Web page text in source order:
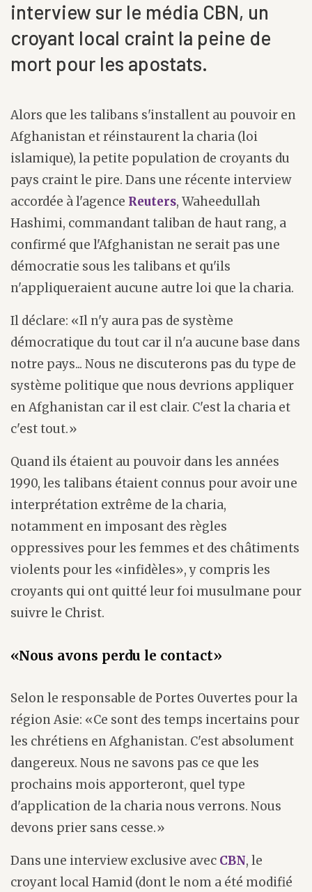
interview sur le média CBN, un
croyant local craint la peine de
mort pour les apostats.
Alors que les talibans s'installent au pouvoir en
Afghanistan et réinstaurent la charia (loi
islamique), la petite population de croyants du
pays craint le pire. Dans une récente interview
accordée à l'agence Reuters, Waheedullah
Hashimi, commandant taliban de haut rang, a
confirmé que l'Afghanistan ne serait pas une
démocratie sous les talibans et qu'ils
n'appliqueraient aucune autre loi que la charia.
Il déclare: «Il n'y aura pas de système
démocratique du tout car il n'a aucune base dans
notre pays... Nous ne discuterons pas du type de
système politique que nous devrions appliquer
en Afghanistan car il est clair. C'est la charia et
c'est tout.»
Quand ils étaient au pouvoir dans les années
1990, les talibans étaient connus pour avoir une
interprétation extrême de la charia,
notamment en imposant des règles
oppressives pour les femmes et des châtiments
violents pour les «infidèles», y compris les
croyants qui ont quitté leur foi musulmane pour
suivre le Christ.
«Nous avons perdu le contact»
Selon le responsable de Portes Ouvertes pour la
région Asie: «Ce sont des temps incertains pour
les chrétiens en Afghanistan. C'est absolument
dangereux. Nous ne savons pas ce que les
prochains mois apporteront, quel type
d'application de la charia nous verrons. Nous
devons prier sans cesse.»
Dans une interview exclusive avec CBN, le
croyant local Hamid (dont le nom a été modifié